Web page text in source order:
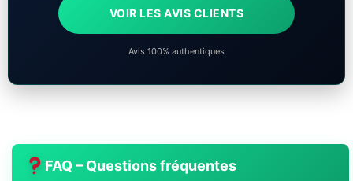
VOIR LES AVIS CLIENTS
Avis 100% authentiques
FAQ – Questions fréquentes